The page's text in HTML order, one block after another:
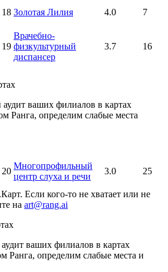
18 Золотая Лилия 4.0
7
19
Врачебно-
физкультурный
диспансер
3.7 16
ваших филиалов в картах
Ранга, определим слабые места
20
Многопрофильный
центр слуха и речи
3.0 25
Если кого-то не хватает или не
на art@rang.ai
ваших филиалов в картах
Ранга, определим слабые места и